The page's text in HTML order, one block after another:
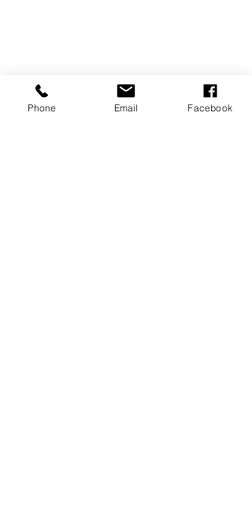
Phone Email Facebook